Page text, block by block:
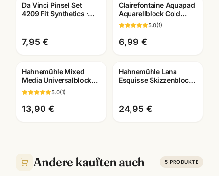
Da Vinci Pinsel Set
4209 Fit Synthetics ·
7,95 €
Clairefontaine Aquapad
Aquarellblock Cold
Pressed · A6/A5/A4 ·
Künstlerbedarf
Mannheim
5.0(1)
6,99 €
Hahnemühle Mixed
Media Universalblock
A3/A4 · Aquarell Acryl
Gouache · Mannheim
5.0(1)
13,90 €
Hahnemühle Lana
Esquisse Skizzenblock
Mannheim
24,95 €
Andere kauften auch 5 PRODUKTE